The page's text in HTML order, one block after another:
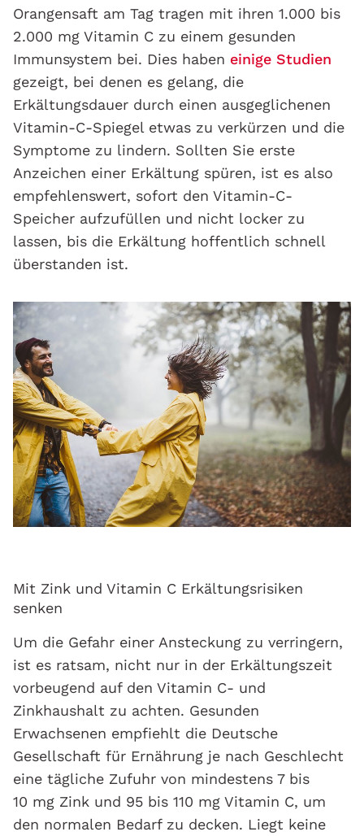
Orangensaft am Tag tragen mit ihren 1.000 bis
2.000 mg Vitamin C zu einem gesunden
Immunsystem bei. Dies haben einige Studien
gezeigt, bei denen es gelang, die
Erkältungsdauer durch einen ausgeglichenen
Vitamin-C-Spiegel etwas zu verkürzen und die
Symptome zu lindern. Sollten Sie erste
Anzeichen einer Erkältung spüren, ist es also
empfehlenswert, sofort den Vitamin-C-
Speicher aufzufüllen und nicht locker zu
lassen, bis die Erkältung hoffentlich schnell
überstanden ist.
Mit Zink und Vitamin C Erkältungsrisiken
senken
Um die Gefahr einer Ansteckung zu verringern,
ist es ratsam, nicht nur in der Erkältungszeit
vorbeugend auf den Vitamin C- und
Zinkhaushalt zu achten. Gesunden
Erwachsenen empfiehlt die Deutsche
Gesellschaft für Ernährung je nach Geschlecht
eine tägliche Zufuhr von mindestens 7 bis
10 mg Zink und 95 bis 110 mg Vitamin C, um
den normalen Bedarf zu decken. Liegt keine